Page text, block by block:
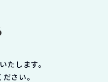
たします。
さい。